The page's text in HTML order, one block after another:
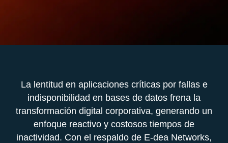
La lentitud en aplicaciones críticas por fallas e
indisponibilidad en bases de datos frena la
transformación digital corporativa, generando un
enfoque reactivo y costosos tiempos de
inactividad. Con el respaldo de E-dea Networks,